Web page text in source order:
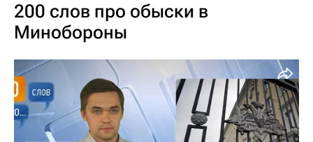
200 слов про обыски в
Минобороны